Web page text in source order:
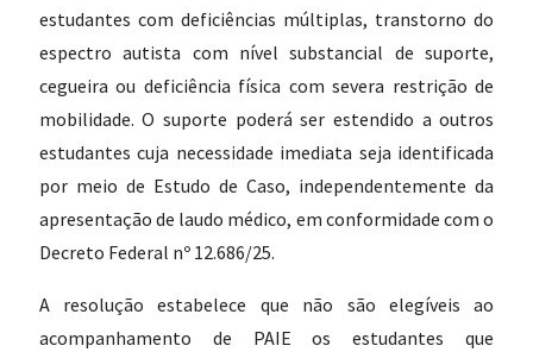
estudantes com deficiências múltiplas, transtorno do
espectro autista com nível substancial de suporte,
cegueira ou deficiência física com severa restrição de
mobilidade. O suporte poderá ser estendido a outros
estudantes cuja necessidade imediata seja identificada
por meio de Estudo de Caso, independentemente da
apresentação de laudo médico, em conformidade com o
Decreto Federal nº 12.686/25.
A resolução estabelece que não são elegíveis ao
acompanhamento de PAIE os estudantes que